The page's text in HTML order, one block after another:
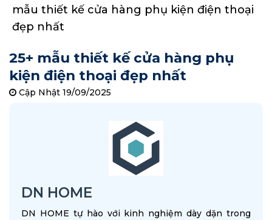
mẫu thiết kế cửa hàng phụ kiện điện thoại
đẹp nhất
25+ mẫu thiết kế cửa hàng phụ
kiện điện thoại đẹp nhất
Cập Nhật 19/09/2025
DN HOME
DN HOME tự hào với kinh nghiệm dày dặn trong